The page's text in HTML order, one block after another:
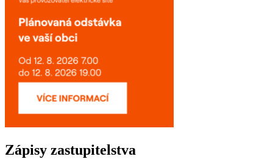
Zápisy zastupitelstva